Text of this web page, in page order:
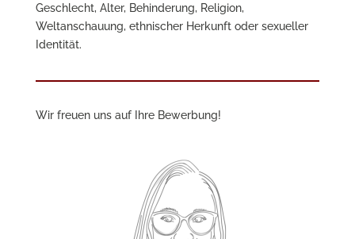
Geschlecht, Alter, Behinderung, Religion,
Weltanschauung, ethnischer Herkunft oder sexueller
Identität.
Wir freuen uns auf Ihre Bewerbung!